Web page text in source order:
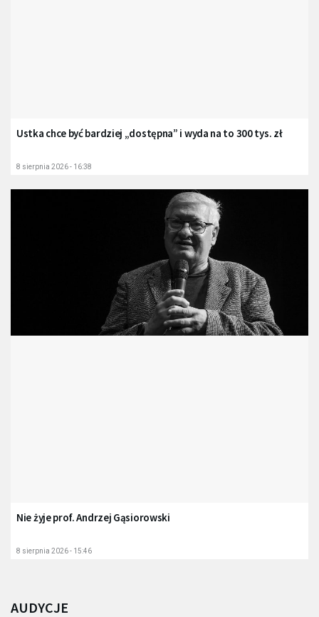
Ustka chce być bardziej „dostępna” i wyda na to 300 tys. zł
8 sierpnia 2026 - 16:38
Nie żyje prof. Andrzej Gąsiorowski
8 sierpnia 2026 - 15:46
AUDYCJE